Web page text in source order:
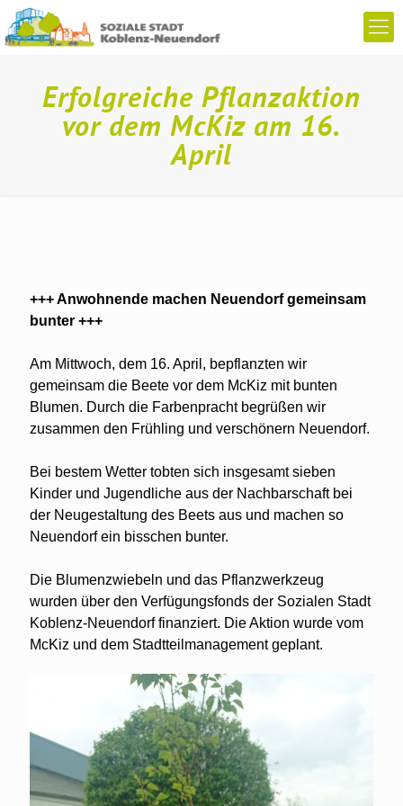
Erfolgreiche Pflanzaktion
vor dem McKiz am 16.
April
+++ Anwohnende machen Neuendorf gemeinsam
bunter +++
Am Mittwoch, dem 16. April, bepflanzten wir
gemeinsam die Beete vor dem McKiz mit bunten
Blumen. Durch die Farbenpracht begrüßen wir
zusammen den Frühling und verschönern Neuendorf.
Bei bestem Wetter tobten sich insgesamt sieben
Kinder und Jugendliche aus der Nachbarschaft bei
der Neugestaltung des Beets aus und machen so
Neuendorf ein bisschen bunter.
Die Blumenzwiebeln und das Pflanzwerkzeug
wurden über den Verfügungsfonds der Sozialen Stadt
Koblenz-Neuendorf finanziert. Die Aktion wurde vom
McKiz und dem Stadtteilmanagement geplant.